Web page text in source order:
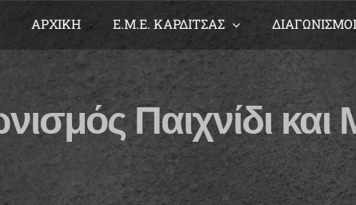
ΑΡΧΙΚΗ Ε.Μ.Ε. ΚΑΡΔΙΤΣΑΣ ΔΙΑΓΩΝΙΣΜΟΙ
Παιχνίδι και